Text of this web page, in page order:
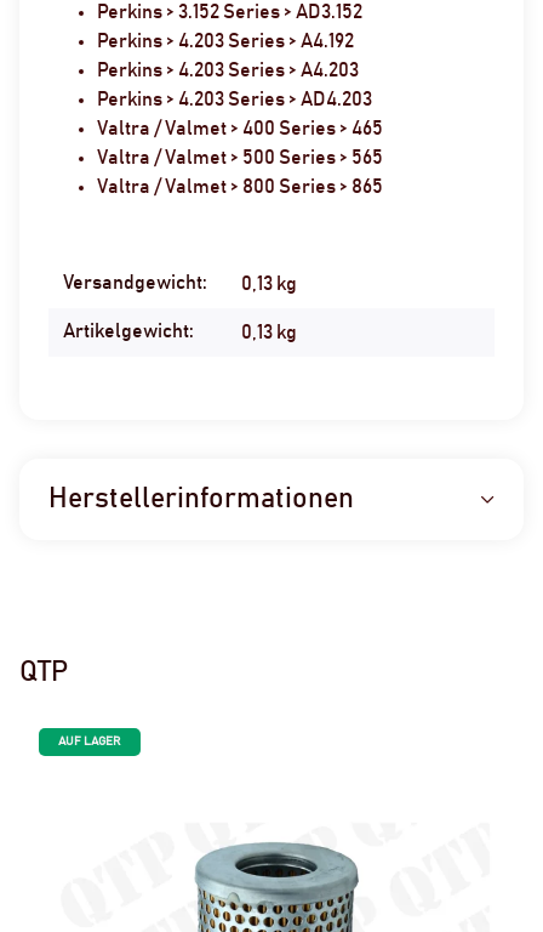
Perkins > 3.152 Series > AD3.152
Perkins > 4.203 Series > A4.192
Perkins > 4.203 Series > A4.203
Perkins > 4.203 Series > AD4.203
Valtra / Valmet > 400 Series > 465
Valtra / Valmet > 500 Series > 565
Valtra / Valmet > 800 Series > 865
Produkteigenschaft
Wert
Versandgewicht: 0,13 kg
Artikelgewicht: 0,13 kg
Herstellerinformationen
QTP
AUF LAGER